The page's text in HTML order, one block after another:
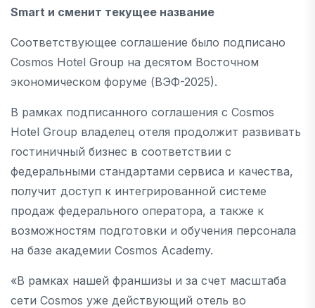
Smart и сменит текущее название
Соответствующее соглашение было подписано
Cosmos Hotel Group на десятом Восточном
экономическом форуме (ВЭФ-2025).
В рамках подписанного соглашения с Cosmos
Hotel Group владелец отеля продолжит развивать
гостиничный бизнес в соответствии с
федеральными стандартами сервиса и качества,
получит доступ к интегрированной системе
продаж федерального оператора, а также к
возможностям подготовки и обучения персонала
на базе академии Cosmos Academy.
«В рамках нашей франшизы и за счет масштаба
сети Cosmos уже действующий отель во